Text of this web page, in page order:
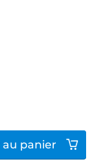
au panier